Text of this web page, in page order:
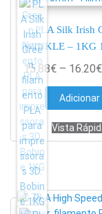
PLA Silk Irish
WINKLE – 1KG
15.88€ – 16.20€
Adicionar
Vista